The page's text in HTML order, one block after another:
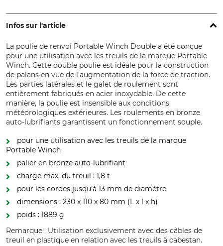
Infos sur l'article
La poulie de renvoi Portable Winch Double a été conçue
pour une utilisation avec les treuils de la marque Portable
Winch. Cette double poulie est idéale pour la construction
de palans en vue de l'augmentation de la force de traction.
Les parties latérales et le galet de roulement sont
entièrement fabriqués en acier inoxydable. De cette
manière, la poulie est insensible aux conditions
météorologiques extérieures. Les roulements en bronze
auto-lubrifiants garantissent un fonctionnement souple.
pour une utilisation avec les treuils de la marque
Portable Winch
palier en bronze auto-lubrifiant
charge max. du treuil : 1,8 t
pour les cordes jusqu'à 13 mm de diamètre
dimensions : 230 x 110 x 80 mm (L x l x h)
poids : 1889 g
Remarque : Utilisation exclusivement avec des câbles de
treuil en plastique en relation avec les treuils à cabestan.